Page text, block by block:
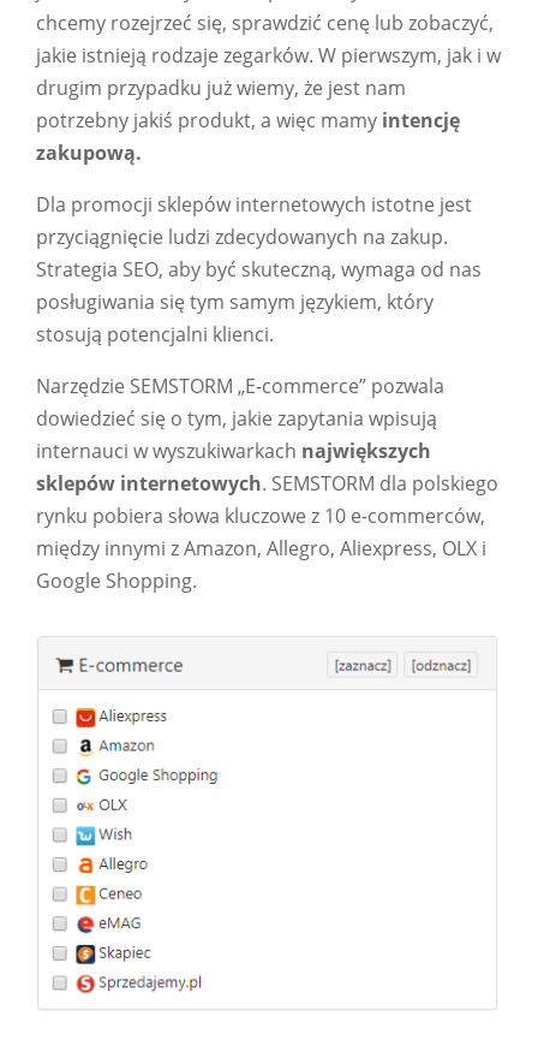
chcemy rozejrzeć się, sprawdzić cenę lub zobaczyć,
jakie istnieją rodzaje zegarków. W pierwszym, jak i w
drugim przypadku już wiemy, że jest nam
potrzebny jakiś produkt, a więc mamy intencję
zakupową.
Dla promocji sklepów internetowych istotne jest
przyciągnięcie ludzi zdecydowanych na zakup.
Strategia SEO, aby być skuteczną, wymaga od nas
posługiwania się tym samym językiem, który
stosują potencjalni klienci.
Narzędzie SEMSTORM „E-commerce” pozwala
dowiedzieć się o tym, jakie zapytania wpisują
internauci w wyszukiwarkach największych
sklepów internetowych. SEMSTORM dla polskiego
rynku pobiera słowa kluczowe z 10 e-commerców,
między innymi z Amazon, Allegro, Aliexpress, OLX i
Google Shopping.